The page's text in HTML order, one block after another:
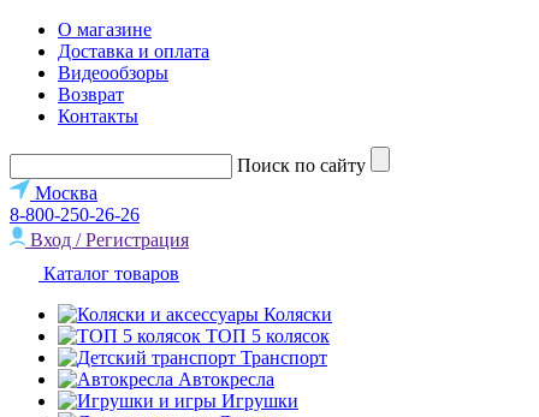
О магазине
Доставка и оплата
Видеообзоры
Возврат
Контакты
Поиск по сайту
Москва
8-800-250-26-26
Вход / Регистрация
Каталог товаров
Коляски
ТОП 5 колясок
Транспорт
Автокресла
Игрушки